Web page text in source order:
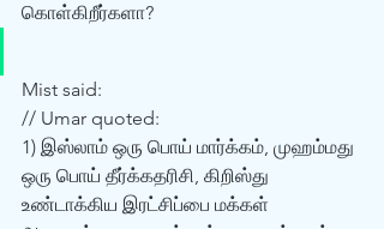
கொள்கிறீர்களா?
Mist said:
// Umar quoted:
1) இஸ்லாம் ஒரு பொய் மார்க்கம், முஹம்மது
ஒரு பொய் தீர்க்கதரிசி, கிறிஸ்து
உண்டாக்கிய இரட்சிப்பை மக்கள்